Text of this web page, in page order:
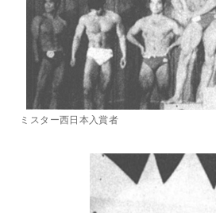
ミスター西日本入賞者